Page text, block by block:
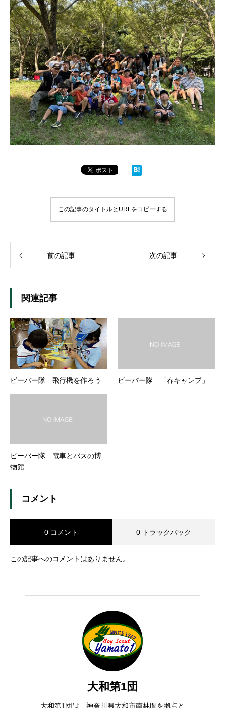
この記事のタイトルとURLをコピーする
前の記事 次の記事
関連記事
ビーバー隊 飛行機を作ろう ビーバー隊 「春キャンプ」
ビーバー隊 電車とバスの博
物館
コメント
0 コメント 0 トラックバック
この記事へのコメントはありません。
大和第1団
大和第1団は、神奈川県大和市南林間を拠点と